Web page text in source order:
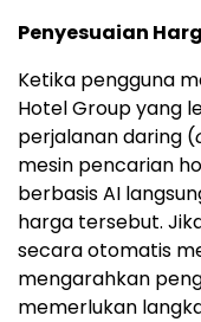
Penyesuaian
Ketika pengguna
Hotel Group yang
perjalanan daring (
mesin pencarian
berbasis AI
harga tersebut.
secara otomatis
mengarahkan
memerlukan